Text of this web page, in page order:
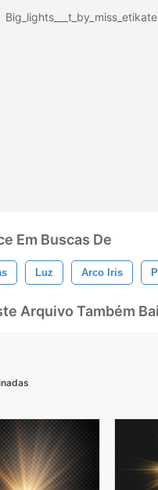
Big_lights___t_by_miss_etikate
Em Buscas De
Luz Arco Iris
Arquivo Também